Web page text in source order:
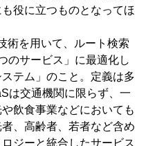
役に立つものとなってほ
術を用いて、ルート検索
のサービス」に最適化し
テム」のこと。定義は多
は交通機関に限らず、一
飲食事業などにおいても
、高齢者、若者など含め
ジーと統合したサービス